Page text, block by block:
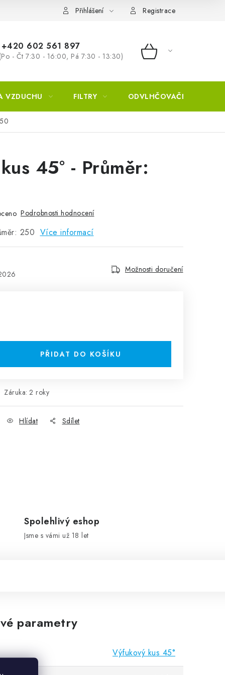
Přihlášení Registrace
+420 602 561 897
(Po - Čt 7:30 - 16:00, Pá 7:30 - 13:30) NÁKUPNÍ
VZDUCHU FILTRY ODVLHČOVAČE
45° - Průměr:
Podrobnosti hodnocení
250 Více informací
Možnosti doručení
PŘIDAT DO KOŠÍKU
Záruka: 2 roky
Hlídat Sdílet
Spolehlivý eshop
Jsme s vámi už 18 let
parametry
Výfukový kus 45°